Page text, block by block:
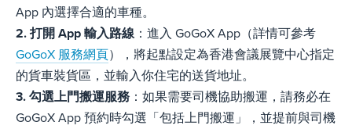
App 內選擇合適的車種。
2. 打開 App 輸入路線 ：進入 GoGoX App（詳情可參考
GoGoX 服務網頁），將起點設定為香港會議展覽中心指定
的貨車裝貨區，並輸入你住宅的送貨地址。
3. 勾選上門搬運服務 ：如果需要司機協助搬運，請務必在
GoGoX App 預約時勾選「包括上門搬運」，並提前與司機